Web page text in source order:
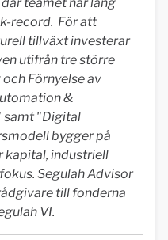
record. För att
tillväxt investerar
utifrån tre större
Förnyelse av
&
samt "Digital
bygger på
kapital, industriell
Segulah Advisor
till fonderna
VI.